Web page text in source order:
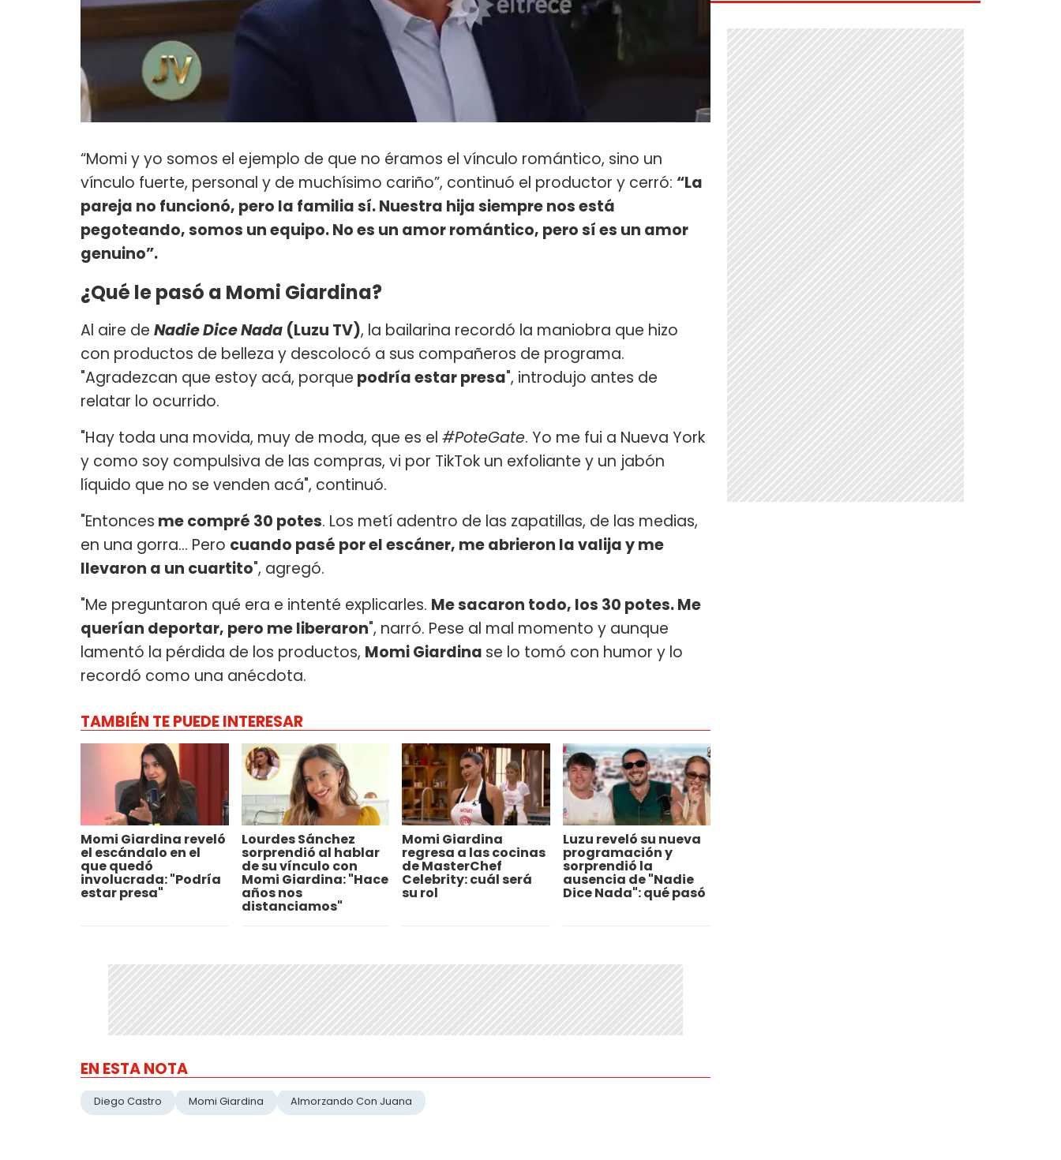
“Momi y yo somos el ejemplo de que no éramos el vínculo romántico, sino un
vínculo fuerte, personal y de muchísimo cariño”, continuó el productor y cerró: “La
pareja no funcionó, pero la familia sí. Nuestra hija siempre nos está
pegoteando, somos un equipo. No es un amor romántico, pero sí es un amor
genuino”.
¿Qué le pasó a Momi Giardina?
Al aire de Nadie Dice Nada (Luzu TV), la bailarina recordó la maniobra que hizo
con productos de belleza y descolocó a sus compañeros de programa.
"Agradezcan que estoy acá, porque podría estar presa", introdujo antes de
relatar lo ocurrido.
"Hay toda una movida, muy de moda, que es el #PoteGate. Yo me fui a Nueva York
y como soy compulsiva de las compras, vi por TikTok un exfoliante y un jabón
líquido que no se venden acá", continuó.
"Entonces me compré 30 potes. Los metí adentro de las zapatillas, de las medias,
en una gorra... Pero cuando pasé por el escáner, me abrieron la valija y me
llevaron a un cuartito", agregó.
"Me preguntaron qué era e intenté explicarles. Me sacaron todo, los 30 potes. Me
querían deportar, pero me liberaron", narró. Pese al mal momento y aunque
lamentó la pérdida de los productos, Momi Giardina se lo tomó con humor y lo
recordó como una anécdota.
TAMBIÉN TE PUEDE INTERESAR
Momi Giardina reveló
el escándalo en el
que quedó
involucrada: "Podría
estar presa"
Lourdes Sánchez
sorprendió al hablar
de su vínculo con
Momi Giardina: "Hace
años nos
distanciamos"
Momi Giardina
regresa a las cocinas
de MasterChef
Celebrity: cuál será
su rol
Luzu reveló su nueva
programación y
sorprendió la
ausencia de "Nadie
Dice Nada": qué pasó
EN ESTA NOTA
Diego Castro Momi Giardina Almorzando Con Juana